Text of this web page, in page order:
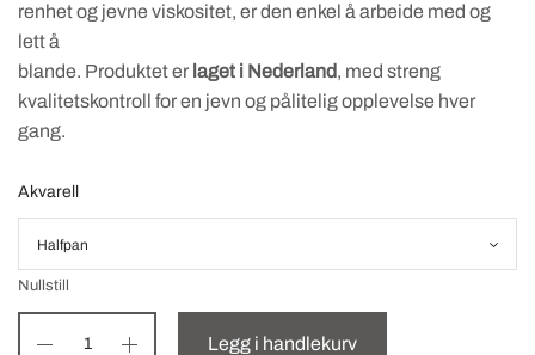
renhet og jevne viskositet, er den enkel å arbeide med og
lett å
blande. Produktet er laget i Nederland, med streng
kvalitetskontroll for en jevn og pålitelig opplevelse hver
gang.
Akvarell
Nullstill
Legg i handlekurv